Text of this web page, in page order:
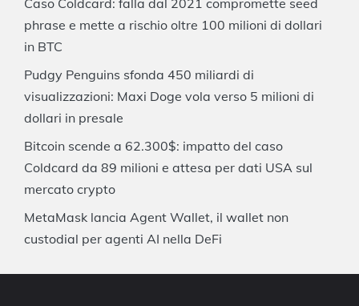
phrase e mette a rischio oltre 100 milioni di dollari
in BTC
Pudgy Penguins sfonda 450 miliardi di
visualizzazioni: Maxi Doge vola verso 5 milioni di
dollari in presale
Bitcoin scende a 62.300$: impatto del caso
Coldcard da 89 milioni e attesa per dati USA sul
mercato crypto
MetaMask lancia Agent Wallet, il wallet non
custodial per agenti AI nella DeFi